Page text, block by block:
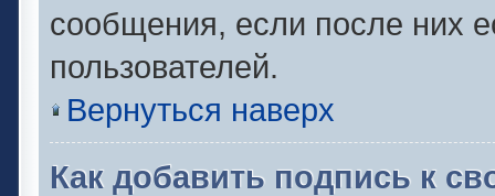
сообщения, если после них
пользователей.
Вернуться наверх
Как добавить подпись к